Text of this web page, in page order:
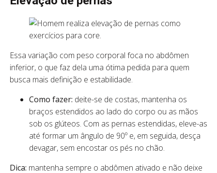
Essa variação com peso corporal foca no abdômen
inferior, o que faz dela uma ótima pedida para quem
busca mais definição e estabilidade.
Como fazer: deite-se de costas, mantenha os
braços estendidos ao lado do corpo ou as mãos
sob os glúteos. Com as pernas estendidas, eleve-as
até formar um ângulo de 90º e, em seguida, desça
devagar, sem encostar os pés no chão.
Dica: mantenha sempre o abdômen ativado e não deixe